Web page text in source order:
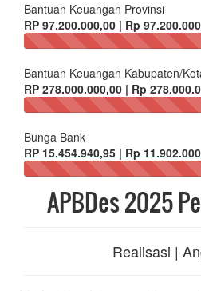
Bantuan Keuangan Provinsi
RP 97.200.000,00 | Rp
Bantuan Keuangan Kabupaten/
RP 278.000.000,00 | Rp
Bunga Bank
RP 15.454.940,95 | Rp
APBDes 2025
Realisasi |